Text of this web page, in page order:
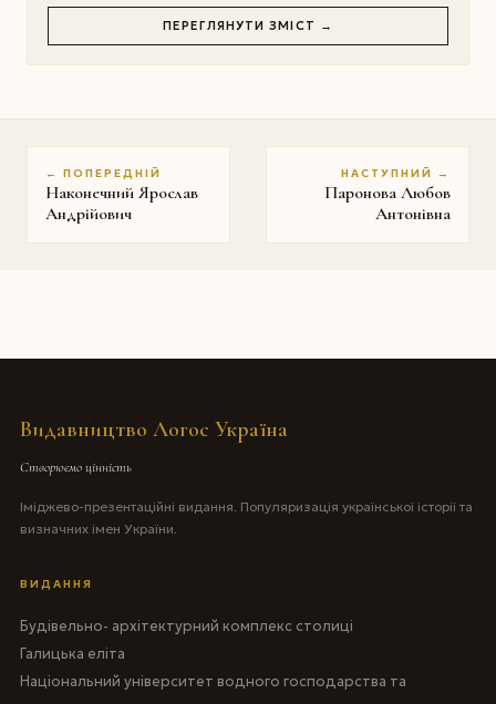
ПЕРЕГЛЯНУТИ ЗМІСТ →
← ПОПЕРЕДНІЙ
Наконечний Ярослав
Андрійович
НАСТУПНИЙ →
Паронова Любов
Антонівна
Видавництво Логос Україна
Створюємо цінність
Іміджево-презентаційні видання. Популяризація української історії та
визначних імен України.
ВИДАННЯ
Будівельно- архітектурний комплекс столиці
Галицька еліта
Національний університет водного господарства та